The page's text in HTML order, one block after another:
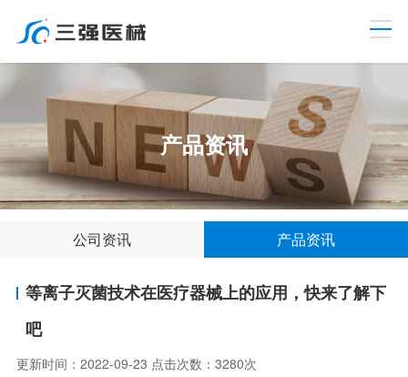
产品资讯
公司资讯 产品资讯
等离子灭菌技术在医疗器械上的应用，快来了解下
吧
更新时间： 2022-09-23 点击次数： 3280次